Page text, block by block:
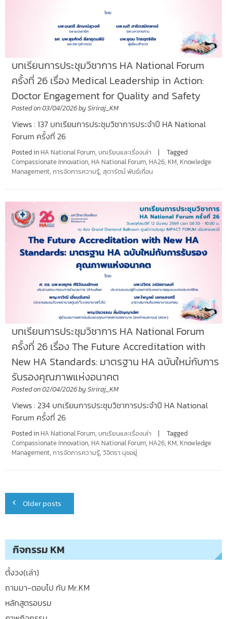
บทเรียนการประชุมวิชาการ HA National Forum
ครั้งที่ 26 เรื่อง Medical Leadership in Action:
Doctor Engagement for Quality and Safety
Posted on03/04/2026by Siriraj_KM
Views : 137 บทเรียนการประชุมวิชาการประจำปี HA National
Forum ครั้งที่ 26
Posted in HA National Forum, บทเรียนและเรื่องเล่า
Tagged
Compassionate Innovation, HA National Forum, HA26, KM, Knowledge
Management, การจัดการความรู้, สุดารัตน์ พันธ์เถื่อน
บทเรียนการประชุมวิชาการ HA National Forum
ครั้งที่ 26 เรื่อง The Future Accreditation with
New HA Standards: มาตรฐาน HA ฉบับใหม่กับการ
รับรองคุณภาพแห่งอนาคต
Posted on02/04/2026by Siriraj_KM
Views : 234 บทเรียนการประชุมวิชาการประจำปี HA National
Forum ครั้งที่ 26
Posted in HA National Forum, บทเรียนและเรื่องเล่า
Tagged
Compassionate Innovation, HA National Forum, HA26, KM, Knowledge
Management, การจัดการความรู้, วิจิตรา นุชอยู่
Posts
navigation
Older posts
กิจกรรม KM
ตั้งวง(เล่า)
ถามมา-ตอบไป กับ Mr.KM
หลักสูตรอบรม